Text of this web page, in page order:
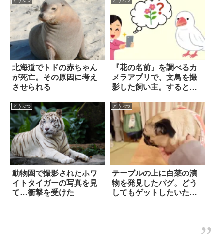
北海道でトドの赤ちゃん
が死亡。その原因に考え
させられる
『花の名前』を調べるカ
メラアプリで、文鳥を撮
影した飼い主。すると…
ホッコリ笑った！！
どうぶつ
動物園で撮影されたホワ
イトタイガーの写真を見
て…衝撃を受けた
どうぶつ
テーブルの上に白菜の漬
物を発見したパグ。どう
してもゲットしたいた